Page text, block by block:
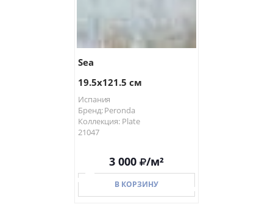
Sea
19.5x121.5 см
Испания
Бренд: Peronda
Коллекция: Plate
21047
3 000 /м²
В КОРЗИНУ